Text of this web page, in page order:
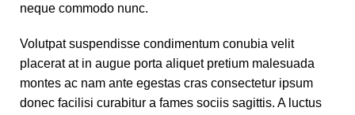
neque commodo nunc.
Volutpat suspendisse condimentum conubia velit
placerat at in augue porta aliquet pretium malesuada
montes ac nam ante egestas cras consectetur ipsum
donec facilisi curabitur a fames sociis sagittis. A luctus